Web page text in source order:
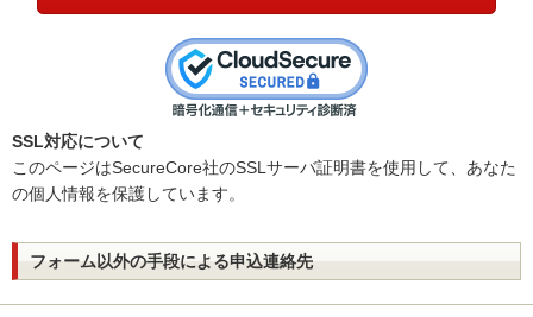
SSL対応について
このページはSecureCore社のSSLサーバ証明書を使用して、あなた
の個人情報を保護しています。
フォーム以外の手段による申込連絡先